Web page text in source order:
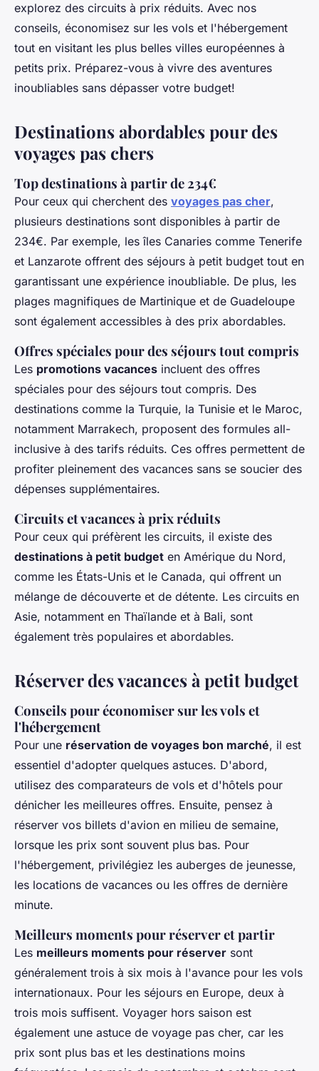
explorez des circuits à prix réduits. Avec nos
conseils, économisez sur les vols et l'hébergement
tout en visitant les plus belles villes européennes à
petits prix. Préparez-vous à vivre des aventures
inoubliables sans dépasser votre budget!
Destinations abordables pour des
voyages pas chers
Top destinations à partir de 234€
Pour ceux qui cherchent des voyages pas cher,
plusieurs destinations sont disponibles à partir de
234€. Par exemple, les îles Canaries comme Tenerife
et Lanzarote offrent des séjours à petit budget tout en
garantissant une expérience inoubliable. De plus, les
plages magnifiques de Martinique et de Guadeloupe
sont également accessibles à des prix abordables.
Offres spéciales pour des séjours tout compris
Les promotions vacances incluent des offres
spéciales pour des séjours tout compris. Des
destinations comme la Turquie, la Tunisie et le Maroc,
notamment Marrakech, proposent des formules all-
inclusive à des tarifs réduits. Ces offres permettent de
profiter pleinement des vacances sans se soucier des
dépenses supplémentaires.
Circuits et vacances à prix réduits
Pour ceux qui préfèrent les circuits, il existe des
destinations à petit budget en Amérique du Nord,
comme les États-Unis et le Canada, qui offrent un
mélange de découverte et de détente. Les circuits en
Asie, notamment en Thaïlande et à Bali, sont
également très populaires et abordables.
Réserver des vacances à petit budget
Conseils pour économiser sur les vols et
l'hébergement
Pour une réservation de voyages bon marché, il est
essentiel d'adopter quelques astuces. D'abord,
utilisez des comparateurs de vols et d'hôtels pour
dénicher les meilleures offres. Ensuite, pensez à
réserver vos billets d'avion en milieu de semaine,
lorsque les prix sont souvent plus bas. Pour
l'hébergement, privilégiez les auberges de jeunesse,
les locations de vacances ou les offres de dernière
minute.
Meilleurs moments pour réserver et partir
Les meilleurs moments pour réserver sont
généralement trois à six mois à l'avance pour les vols
internationaux. Pour les séjours en Europe, deux à
trois mois suffisent. Voyager hors saison est
également une astuce de voyage pas cher, car les
prix sont plus bas et les destinations moins